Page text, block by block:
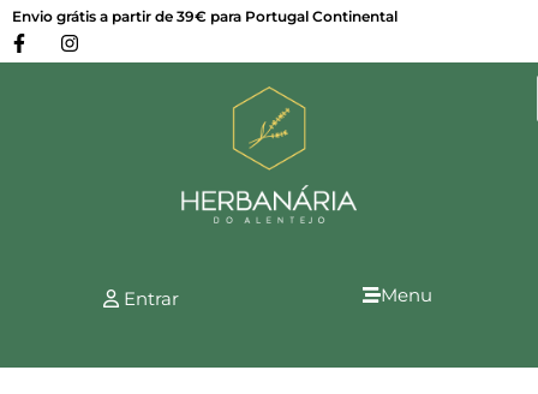
Envio grátis a partir de 39€ para Portugal Continental
Entrar Menu